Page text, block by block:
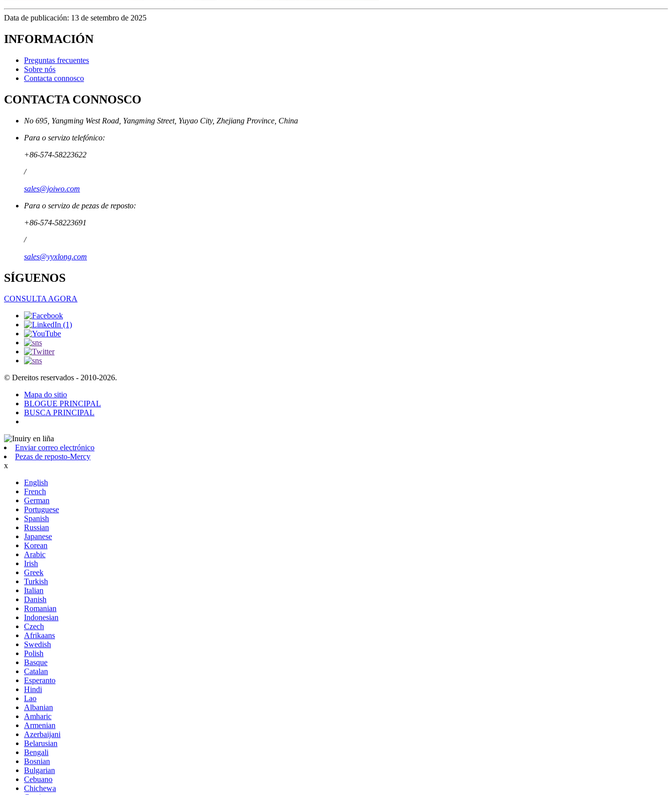
Data de publicación: 13 de setembro de 2025
INFORMACIÓN
Preguntas frecuentes
Sobre nós
Contacta connosco
CONTACTA CONNOSCO
No 695, Yangming West Road, Yangming Street, Yuyao City, Zhejiang Province, China
Para o servizo telefónico:
+86-574-58223622
/
sales@joiwo.com
Para o servizo de pezas de reposto:
+86-574-58223691
/
sales@yyxlong.com
SÍGUENOS
CONSULTA AGORA
© Dereitos reservados - 2010-2026.
Mapa do sitio
BLOGUE PRINCIPAL
BUSCA PRINCIPAL
Enviar correo electrónico
Pezas de reposto-Mercy
x
English
French
German
Portuguese
Spanish
Russian
Japanese
Korean
Arabic
Irish
Greek
Turkish
Italian
Danish
Romanian
Indonesian
Czech
Afrikaans
Swedish
Polish
Basque
Catalan
Esperanto
Hindi
Lao
Albanian
Amharic
Armenian
Azerbaijani
Belarusian
Bengali
Bosnian
Bulgarian
Cebuano
Chichewa